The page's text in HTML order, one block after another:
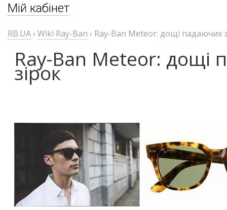
Мій кабінет
RB.UA› Wiki Ray-Ban › Ray-Ban Meteor: дощі падаючих
Ray-Ban Meteor: дощі
зірок